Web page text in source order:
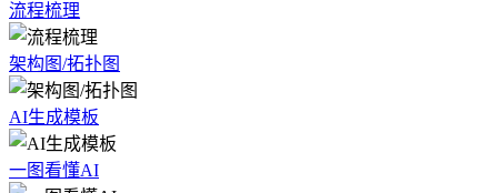
流程梳理
架构图/拓扑图
AI生成模板
一图看懂AI